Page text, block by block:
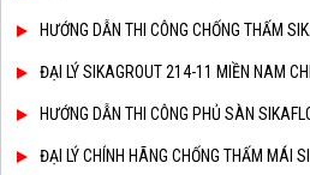
HƯỚNG DẪN THI CÔNG CHỐNG THẤM
ĐẠI LÝ SIKAGROUT 214-11 MIỀN NAM
HƯỚNG DẪN THI CÔNG PHỦ SÀN
ĐẠI LÝ CHÍNH HÃNG CHỐNG THẤM MÁI